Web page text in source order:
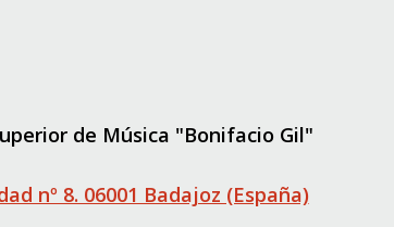
de Música "Bonifacio Gil"
nº 8. 06001 Badajoz (España)